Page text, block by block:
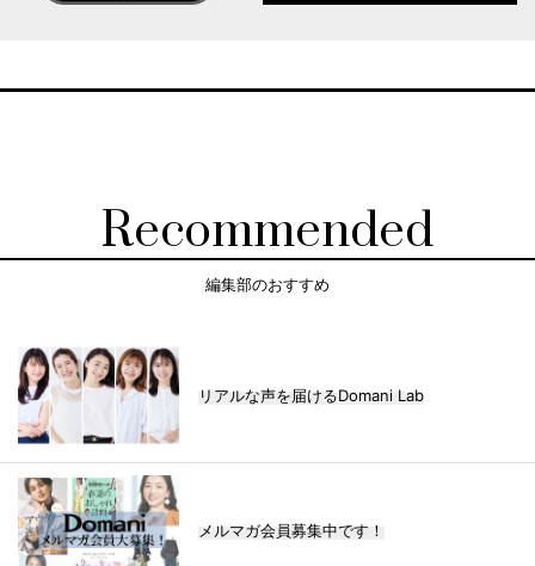
Recommended
編集部のおすすめ
リアルな声を届けるDomani Lab
メルマガ会員募集中です！